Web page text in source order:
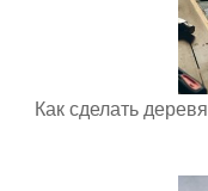
Как сделать